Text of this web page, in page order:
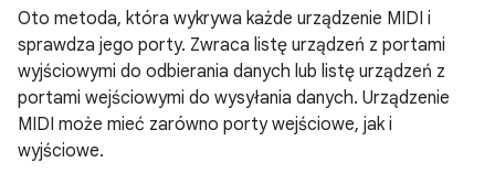
Oto metoda, która wykrywa każde urządzenie MIDI i
sprawdza jego porty. Zwraca listę urządzeń z portami
wyjściowymi do odbierania danych lub listę urządzeń z
portami wejściowymi do wysyłania danych. Urządzenie
MIDI może mieć zarówno porty wejściowe, jak i
wyjściowe.